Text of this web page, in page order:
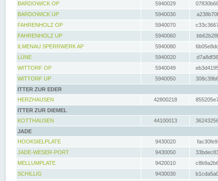
BARDOWICK OP
5940029
BARDOWICK UP
5940030
FAHRENHOLZ OP
5940070
FAHRENHOLZ UP
5940060
ILMENAU SPERRWERK AP
5940080
LÜNE
5940020
WITTORF OP
5940049
WITTORF UP
5940050
ITTER ZUR EDER
HERZHAUSEN
42800218
ITTER ZUR DIEMEL
KOTTHAUSEN
44100013
JADE
HOOKSIELPLATE
9430020
JADE-WESER-PORT
9430050
MELLUMPLATE
9420010
SCHILLIG
9430030